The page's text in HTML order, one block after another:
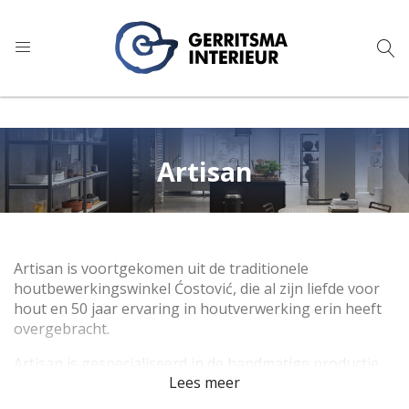
9
Artisan
Artisan is voortgekomen uit de traditionele
houtbewerkingswinkel Ćostović, die al zijn liefde voor
hout en 50 jaar ervaring in houtverwerking erin heeft
overgebracht.
Artisan is gespecialiseerd in de handmatige productie
van meubelen van hoge kwaliteit gemaakt van massief
Lees meer